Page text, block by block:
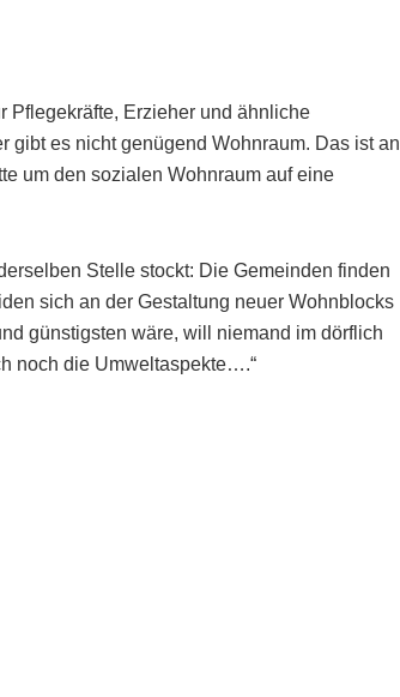
Pflegekräfte, Erzieher und ähnliche
gibt es nicht genügend Wohnraum. Das ist an
um den sozialen Wohnraum auf eine
Stelle stockt: Die Gemeinden finden
sich an der Gestaltung neuer Wohnblocks
günstigsten wäre, will niemand im dörflich
noch die Umweltaspekte….“